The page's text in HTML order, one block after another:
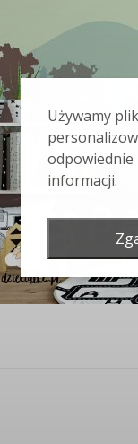
Używamy
odpowiednie
informacji.